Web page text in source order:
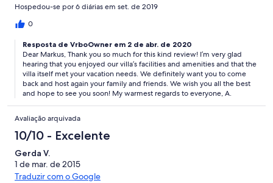
many options you could rent from Alexandros, the host, e.g.
under water scooters. The kitchen was well equipped, Angela,
the cook, prepared an amazing dinner on our arrival day and
took our wishes seriously and helped us with many activities
(wine tasting, massage, etc). We will definitely come back.
Hospedou-se por 6 diárias em set. de 2019
0
Resposta de VrboOwner em 2 de abr. de 2020
Dear Markus, Thank you so much for this kind review! I’m very glad
hearing that you enjoyed our villa’s facilities and amenities and that the
villa itself met your vacation needs. We definitely want you to come
back and host again your family and friends. We wish you all the best
and hope to see you soon! My warmest regards to everyone, A.
Avaliação arquivada
10/10 - Excelente
Gerda V.
1 de mar. de 2015
Traduzir com o Google